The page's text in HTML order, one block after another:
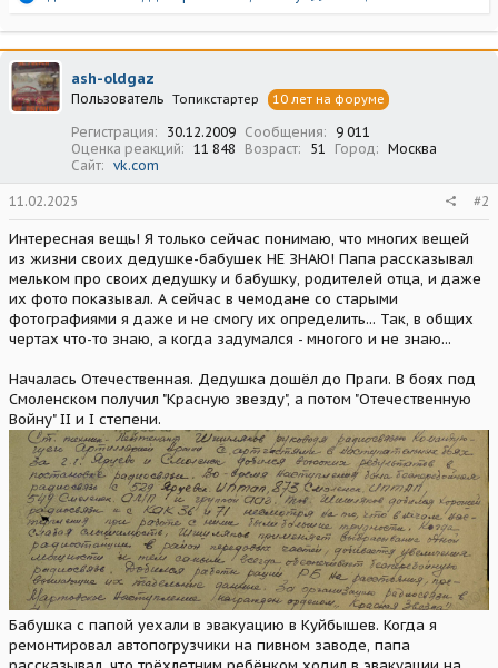
а
к
ц
и
и
ash-oldgaz
Пользователь Топикстартер 10 лет на форуме
Регистрация 30.12.2009 Сообщения
9 011
Оценка реакций
11 848 Возраст 51 Город
Москва
Сайт
vk.com
11.02.2025 #2
Интересная вещь! Я только сейчас понимаю, что многих вещей
из жизни своих дедушке-бабушек НЕ ЗНАЮ! Папа рассказывал
мельком про своих дедушку и бабушку, родителей отца, и даже
их фото показывал. А сейчас в чемодане со старыми
фотографиями я даже и не смогу их определить... Так, в общих
чертах что-то знаю, а когда задумался - многого и не знаю...
Началась Отечественная. Дедушка дошёл до Праги. В боях под
Смоленском получил "Красную звезду", а потом "Отечественную
Войну" II и I степени.
Бабушка с папой уехали в эвакуацию в Куйбышев. Когда я
ремонтировал автопогрузчики на пивном заводе, папа